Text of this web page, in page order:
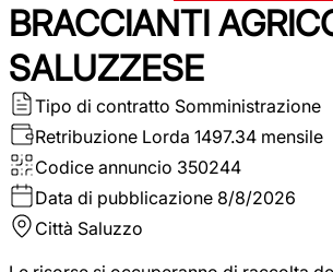
BRACCIANTI
SALUZZESE
Tipo di contratto Somministrazione
Retribuzione Lorda 1497.34 mensile
Codice annuncio 350244
Data di pubblicazione 8/8/2026
Città Saluzzo